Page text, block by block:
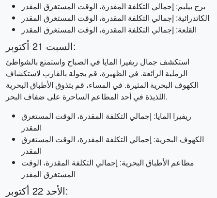
برج بيليم: إجمالي التكلفة المقدرة، الوقت المستغرق المقدر
الكاتدرائية: إجمالي التكلفة المقدرة، الوقت المستغرق المقدر
القلعة: إجمالي التكلفة المقدرة، الوقت المستغرق المقدر
السبت 21 أكتوبر:
استكشف جمال ريفيرا المايا في الصباح واستمتع بالشواطئ
الرملية الرائعة. في الظهيرة، قم بجولة بالقارب لاستكشاف
الكهوف البحرية المثيرة. في المساء، قم بتذوق الأطباق البحرية
اللذيذة في أحد المطاعم الساحرة على ضفاف البحر.
ريفيرا المايا: إجمالي التكلفة المقدرة، الوقت المستغرق
المقدر
الكهوف البحرية: إجمالي التكلفة المقدرة، الوقت المستغرق
المقدر
مطاعم الأطباق البحرية: إجمالي التكلفة المقدرة، الوقت
المستغرق المقدر
الأحد 22 أكتوبر: